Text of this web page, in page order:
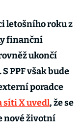
letošního roku z
finanční
ukončí
PPF však bude
poradce
síti X uvedl, že se
nové životní